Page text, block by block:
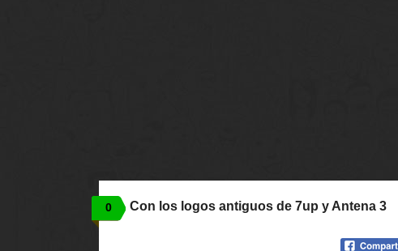
0 Con los logos antiguos de 7up y Antena 3